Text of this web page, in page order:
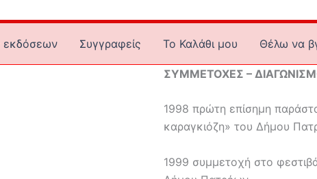
εκδόσεων Συγγραφείς To Καλάθι μου Θέλω να
ΣΥΜΜΕΤΟΧΕΣ –
1998 πρώτη επίσημη
καραγκιόζη» του Δήμου
1999 συμμετοχή στο